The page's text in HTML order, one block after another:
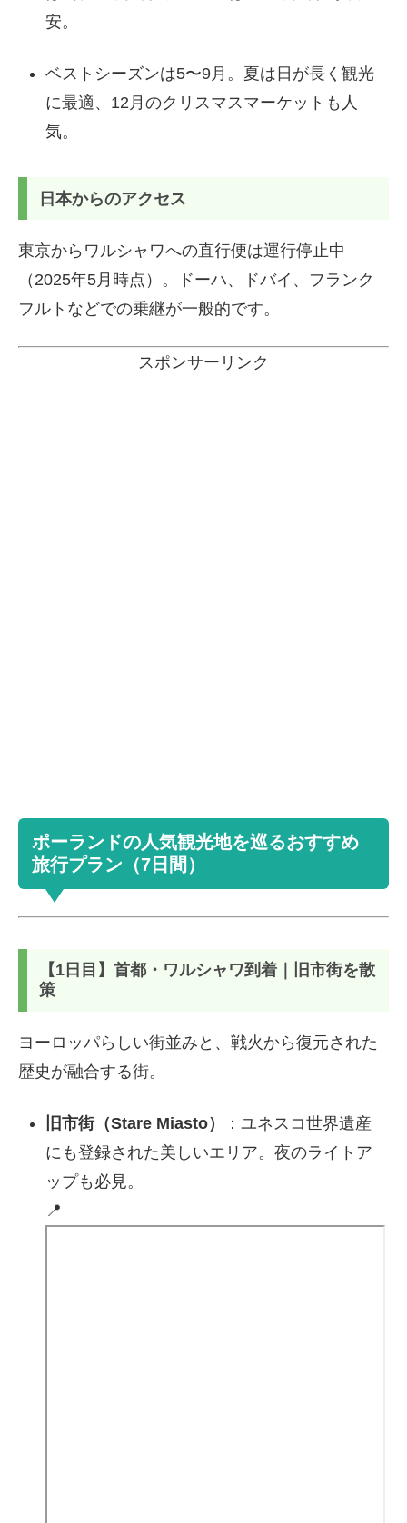
安。
ベストシーズンは5〜9月。夏は日が長く観光
に最適、12月のクリスマスマーケットも人
気。
日本からのアクセス
東京からワルシャワへの直行便は運行停止中
（2025年5月時点）。ドーハ、ドバイ、フランク
フルトなどでの乗継が一般的です。
スポンサーリンク
ポーランドの人気観光地を巡るおすすめ
旅行プラン（7日間）
【1日目】首都・ワルシャワ到着｜旧市街を散
策
ヨーロッパらしい街並みと、戦火から復元された
歴史が融合する街。
旧市街（Stare Miasto）
：ユネスコ世界遺産
にも登録された美しいエリア。夜のライトア
ップも必見。
📍